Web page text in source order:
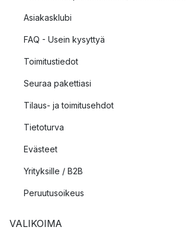
Asiakasklubi
FAQ - Usein kysyttyä
Toimitustiedot
Seuraa pakettiasi
Tilaus- ja toimitusehdot
Tietoturva
Evästeet
Yrityksille / B2B
Peruutusoikeus
VALIKOIMA